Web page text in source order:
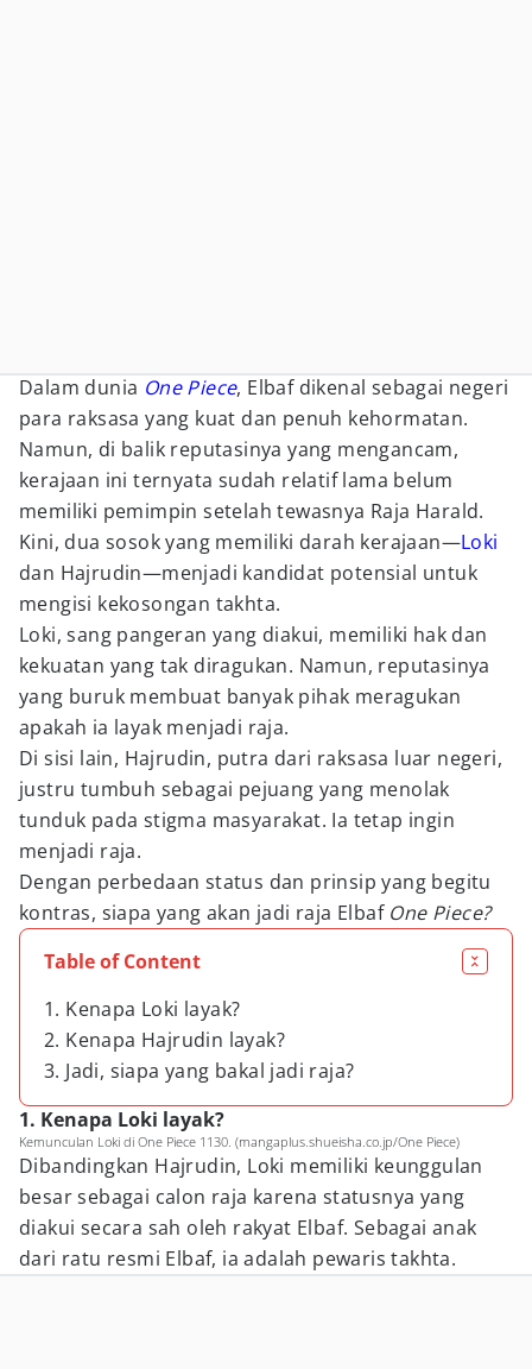
Dalam dunia One Piece, Elbaf dikenal sebagai negeri
para raksasa yang kuat dan penuh kehormatan.
Namun, di balik reputasinya yang mengancam,
kerajaan ini ternyata sudah relatif lama belum
memiliki pemimpin setelah tewasnya Raja Harald.
Kini, dua sosok yang memiliki darah kerajaan—Loki
dan Hajrudin—menjadi kandidat potensial untuk
mengisi kekosongan takhta.
Loki, sang pangeran yang diakui, memiliki hak dan
kekuatan yang tak diragukan. Namun, reputasinya
yang buruk membuat banyak pihak meragukan
apakah ia layak menjadi raja.
Di sisi lain, Hajrudin, putra dari raksasa luar negeri,
justru tumbuh sebagai pejuang yang menolak
tunduk pada stigma masyarakat. Ia tetap ingin
menjadi raja.
Dengan perbedaan status dan prinsip yang begitu
kontras, siapa yang akan jadi raja Elbaf One Piece?
Table of Content
1. Kenapa Loki layak?
2. Kenapa Hajrudin layak?
3. Jadi, siapa yang bakal jadi raja?
1. Kenapa Loki layak?
Kemunculan Loki di One Piece 1130. (mangaplus.shueisha.co.jp/One Piece)
Dibandingkan Hajrudin, Loki memiliki keunggulan
besar sebagai calon raja karena statusnya yang
diakui secara sah oleh rakyat Elbaf. Sebagai anak
dari ratu resmi Elbaf, ia adalah pewaris takhta.